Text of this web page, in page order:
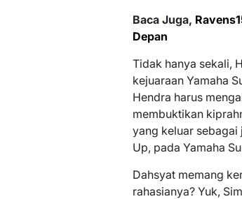
Baca Juga,
Depan
Tidak hanya sekali,
kejuaraan Yamaha
Hendra harus
membuktikan
yang keluar sebagai
Up, pada Yamaha
Dahsyat memang
rahasianya? Yuk,